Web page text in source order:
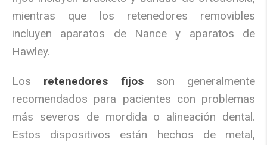
mientras que los retenedores removibles
incluyen aparatos de Nance y aparatos de
Hawley.
Los retenedores fijosson generalmente
recomendados para pacientes con problemas
más severos de mordida o alineación dental.
Estos dispositivos están hechos de metal,